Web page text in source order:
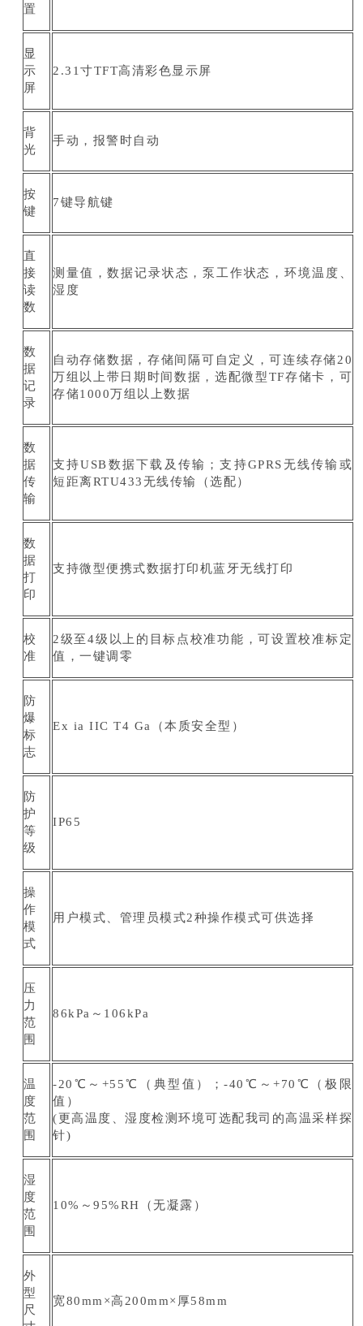
置
显
示
屏
2.31寸TFT高清彩色显示屏
背
光
手动，报警时自动
按
键
7键导航键
直
接
读
数
测量值，数据记录状态，泵工作状态，环境温度、
湿度
数
据
记
录
自动存储数据，存储间隔可自定义，可连续存储20
万组以上带日期时间数据，选配微型TF存储卡，可
存储1000万组以上数据
数
据
传
输
支持USB数据下载及传输；支持GPRS无线传输或
短距离RTU433无线传输（选配）
数
据
打
印
支持微型便携式数据打印机蓝牙无线打印
校
准
2级至4级以上的目标点校准功能，可设置校准标定
值，一键调零
防
爆
标
志
Ex ia IIC T4 Ga（本质安全型）
防
护
等
级
IP65
操
作
模
式
用户模式、管理员模式2种操作模式可供选择
压
力
范
围
86kPa～106kPa
温
度
范
围
-20℃～+55℃（典型值）；-40℃～+70℃（极限
值）
(更高温度、湿度检测环境可选配我司的高温采样探
针)
湿
度
范
围
10%～95%RH（无凝露）
外
型
尺
宽80mm×高200mm×厚58mm